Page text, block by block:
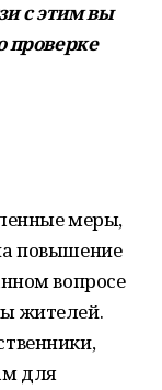
с этим вы
проверке
меры,
повышение
вопросе
жителей.
для